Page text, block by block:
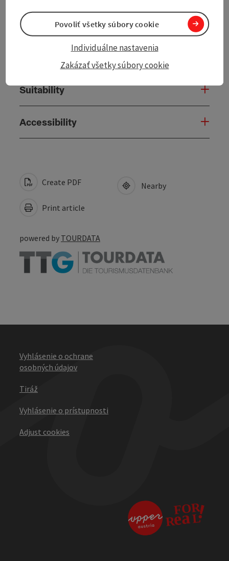
Prices
Suitability
Accessibility
Create PDF
Print article
Nearby
powered by TOURDATA
Vyhlásenie o ochrane
osobných údajov
Tiráž
Vyhlásenie o prístupnosti
Adjust cookies
Zakázať všetky súbory cookie
Individuálne nastavenia
Povoliť všetky súbory cookie